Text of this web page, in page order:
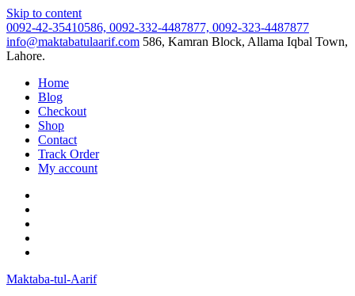
Skip to content
0092-42-35410586, 0092-332-4487877, 0092-323-4487877
info@maktabatulaarif.com 586, Kamran Block, Allama Iqbal Town,
Lahore.
Home
Blog
Checkout
Shop
Contact
Track Order
My account
Maktaba-tul-Aarif